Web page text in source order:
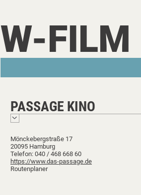
W-FILM
PASSAGE KINO
Mönckebergstraße 17
20095 Hamburg
Telefon: 040 / 468 668 60
https://www.das-passage.de
Routenplaner